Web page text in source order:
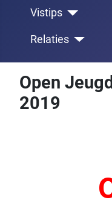
Vistips
Relaties
Open
2019